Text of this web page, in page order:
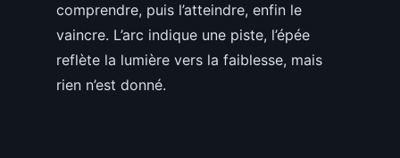
comprendre, puis l’atteindre, enfin le
vaincre. L’arc indique une piste, l’épée
reflète la lumière vers la faiblesse, mais
rien n’est donné.